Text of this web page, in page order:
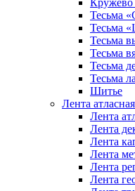
Тесьма
Тесьма
Тесьма
Тесьма
Тесьма
Тесьма
Шитье
Лента
Лента
Лента
Лента
Лента
Лента
Лента